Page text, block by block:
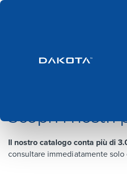
Prodotti
Scopri i nostri
Il nostro catalogo conta più di
consultare immediatamente